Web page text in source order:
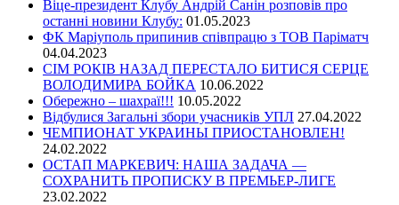
Віце-президент Клубу Андрій Санін розповів про
останні новини Клубу: 01.05.2023
ФК Маріуполь припинив співпрацю з ТОВ Паріматч
04.04.2023
СІМ РОКІВ НАЗАД ПЕРЕСТАЛО БИТИСЯ СЕРЦЕ
ВОЛОДИМИРА БОЙКА 10.06.2022
Обережно – шахраї!!! 10.05.2022
Відбулися Загальні збори учасників УПЛ 27.04.2022
ЧЕМПИОНАТ УКРАИНЫ ПРИОСТАНОВЛЕН!
24.02.2022
ОСТАП МАРКЕВИЧ: НАША ЗАДАЧА —
СОХРАНИТЬ ПРОПИСКУ В ПРЕМЬЕР-ЛИГЕ
23.02.2022